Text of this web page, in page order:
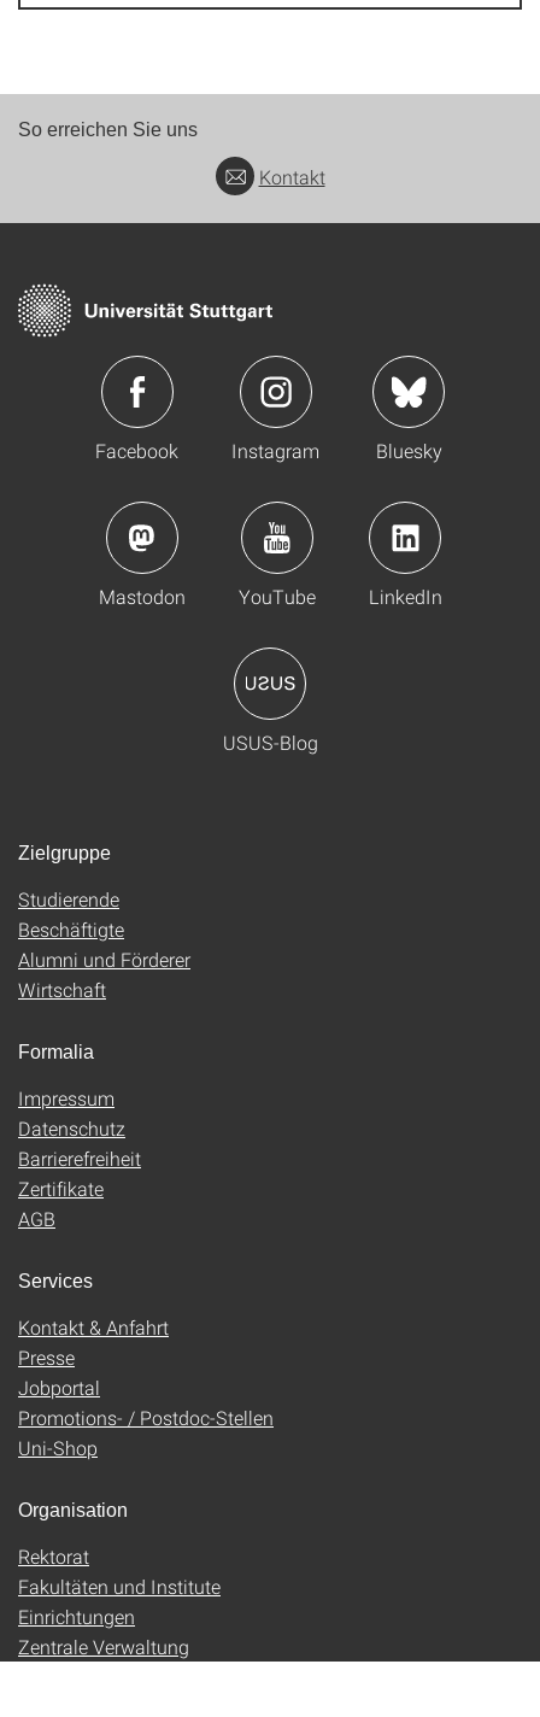
So erreichen Sie uns
Kontakt
Facebook Instagram Bluesky
Mastodon YouTube LinkedIn
USUS-Blog
Zielgruppe
Studierende
Beschäftigte
Alumni und Förderer
Wirtschaft
Formalia
Impressum
Datenschutz
Barrierefreiheit
Zertifikate
AGB
Services
Kontakt & Anfahrt
Presse
Jobportal
Promotions- / Postdoc-Stellen
Uni-Shop
Organisation
Rektorat
Fakultäten und Institute
Einrichtungen
Zentrale Verwaltung